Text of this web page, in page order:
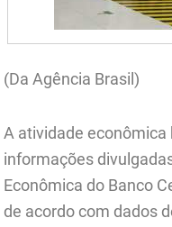
(Da Agência Brasil)
A atividade econômica
informações
Econômica do Banco
de acordo com dados